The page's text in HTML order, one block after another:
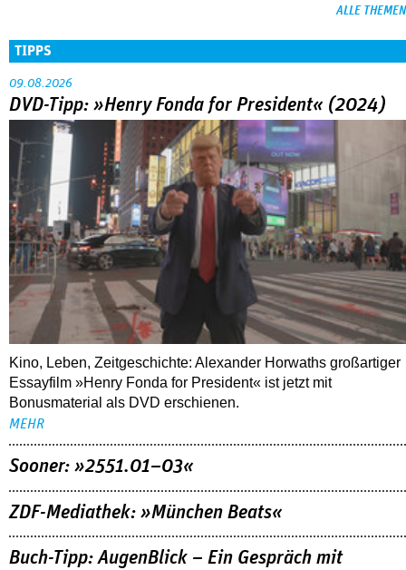
ALLE THEMEN
TIPPS
09.08.2026
DVD-Tipp: »Henry Fonda for President« (2024)
Kino, Leben, Zeitgeschichte: Alexander Horwaths großartiger
Essayfilm »Henry Fonda for President« ist jetzt mit
Bonusmaterial als DVD erschienen.
MEHR
Sooner: »2551.01–03«
ZDF-Mediathek: »München Beats«
Buch-Tipp: AugenBlick – Ein Gespräch mit